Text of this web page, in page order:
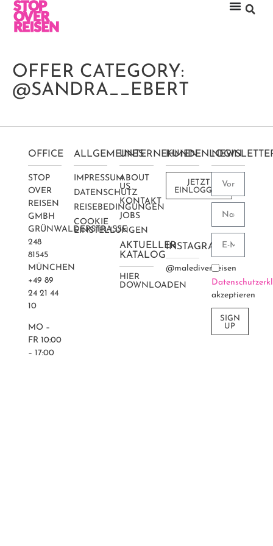
OFFER CATEGORY:
@SANDRA__EBERT
OFFICE
STOP
OVER
REISEN
GMBH
GRÜNWALDERSTRASSE 2
48
81545
MÜNCHEN
+49 89
24 21 44
10
MO –
FR 10:00
– 17:00
ALLGEMEINES
IMPRESSUM
DATENSCHUTZ
REISEBEDINGUNGEN
COOKIE
EINSTELLUNGEN
UNTERNEHMEN
ABOUT
US
KONTAKT
JOBS
AKTUELLER
KATALOG
HIER
DOWNLOADEN
KUNDENLOGIN
JETZT
EINLOGGEN
INSTAGRAM
@maledivenreisen
akzeptieren
SIGN
UP